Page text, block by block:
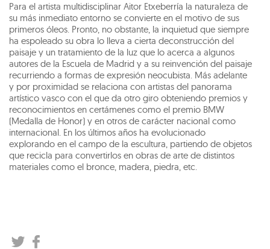
Para el artista multidisciplinar Aitor Etxeberría la naturaleza de
su más inmediato entorno se convierte en el motivo de sus
primeros óleos. Pronto, no obstante, la inquietud que siempre
ha espoleado su obra lo lleva a cierta deconstrucción del
paisaje y un tratamiento de la luz que lo acerca a algunos
autores de la Escuela de Madrid y a su reinvención del paisaje
recurriendo a formas de expresión neocubista. Más adelante
y por proximidad se relaciona con artistas del panorama
artístico vasco con el que da otro giro obteniendo premios y
reconocimientos en certámenes como el premio BMW
(Medalla de Honor) y en otros de carácter nacional como
internacional. En los últimos años ha evolucionado
explorando en el campo de la escultura, partiendo de objetos
que recicla para convertirlos en obras de arte de distintos
materiales como el bronce, madera, piedra, etc.